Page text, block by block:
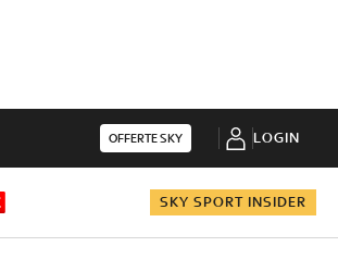
OFFERTE SKY LOGIN
SKY SPORT INSIDER